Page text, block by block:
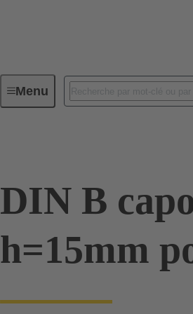
MenuConnectivité d'Equipements
DIN B
h=15mm